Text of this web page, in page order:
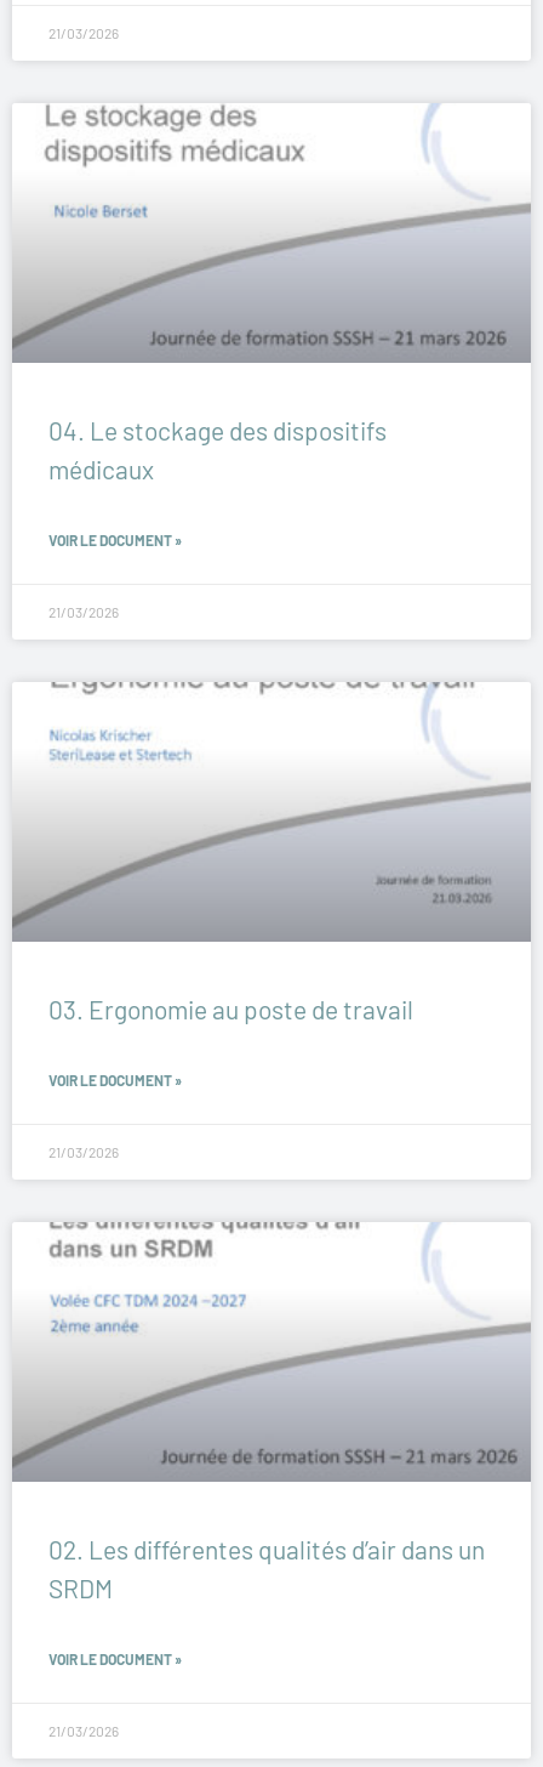
21/03/2026
04. Le stockage des dispositifs
médicaux
VOIR LE DOCUMENT »
21/03/2026
03. Ergonomie au poste de travail
VOIR LE DOCUMENT »
21/03/2026
02. Les différentes qualités d’air dans un
SRDM
VOIR LE DOCUMENT »
21/03/2026